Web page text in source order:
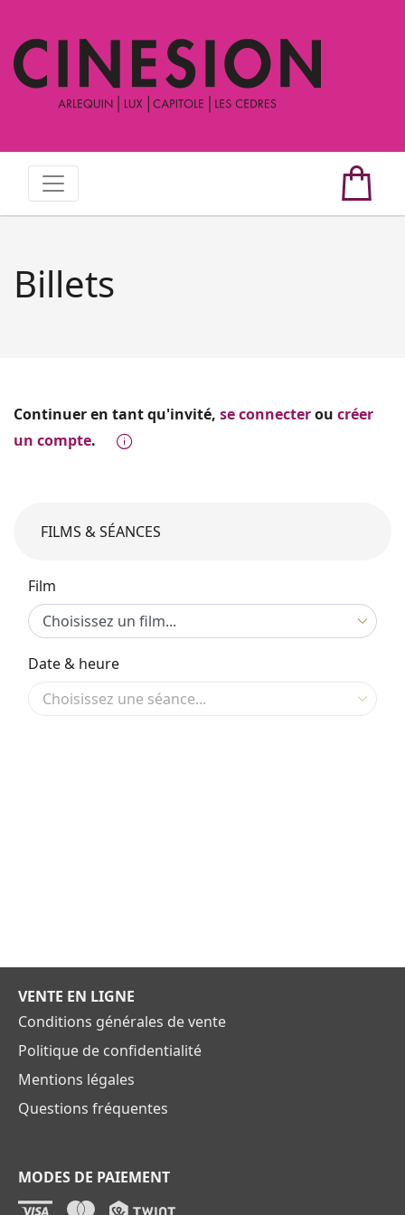
Billets
Continuer en tant qu'invité, se connecterou créer
un compte.
FILMS & SÉANCES
Film
Date & heure
VENTE EN LIGNE
Conditions générales de vente
Politique de confidentialité
Mentions légales
Questions fréquentes
MODES DE PAIEMENT